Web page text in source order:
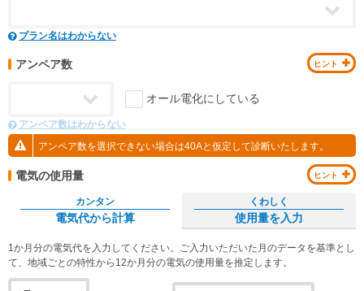
プラン名はわからない
アンペア数
オール電化にしている
アンペア数はわからない
アンペア数を選択できない場合は40Aと仮定して診断いたします。
電気の使用量
カンタン
電気代から計算
くわしく
使用量を入力
1か月分の電気代を入力してください。ご入力いただいた月のデータを基準とし
て、地域ごとの特性から12か月分の電気の使用量を推定します。